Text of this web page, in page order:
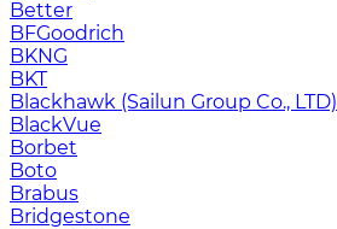
Better
BFGoodrich
BKNG
BKT
Blackhawk (Sailun Group Co., LTD)
BlackVue
Borbet
Boto
Brabus
Bridgestone